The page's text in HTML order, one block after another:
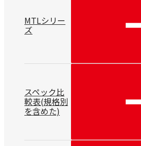
MTLシリー
ズ
スペック比
較表(規格別
を含めた)